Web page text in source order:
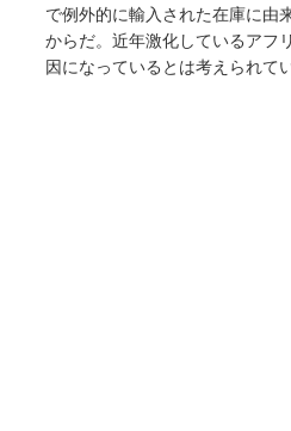
で例外的に輸入された在庫に由
からだ。近年激化しているアフ
因になっているとは考えられて